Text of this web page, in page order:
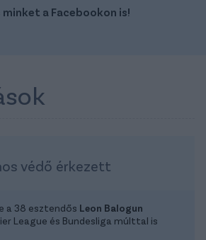
minket a Facebookon is!
védő érkezett
a 38 esztendős Leon Balogun
League és Bundesliga múlttal is